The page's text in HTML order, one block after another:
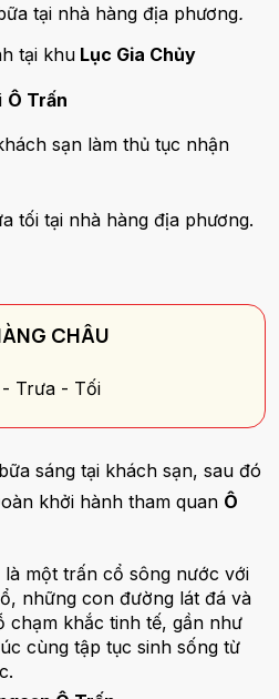
tại nhà hàng địa phương.
tại khu Lục Gia Chủy
Ô Trấn
sạn làm thủ tục nhận
tối tại nhà hàng địa phương.
CHÂU
- Trưa - Tối
sáng tại khách sạn, sau đó
khởi hành tham quan Ô
là một trấn cổ sông nước với
những con đường lát đá và
chạm khắc tinh tế, gần như
cùng tập tục sinh sống từ